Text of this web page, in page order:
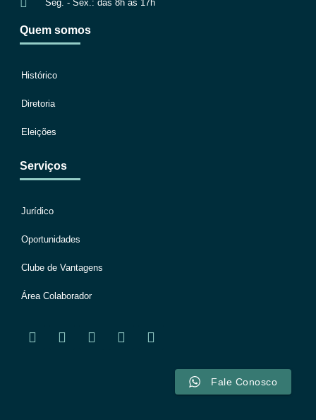
Seg. - Sex.: das 8h às 17h
Quem somos
Histórico
Diretoria
Eleições
Serviços
Jurídico
Oportunidades
Clube de Vantagens
Área Colaborador
Fale Conosco